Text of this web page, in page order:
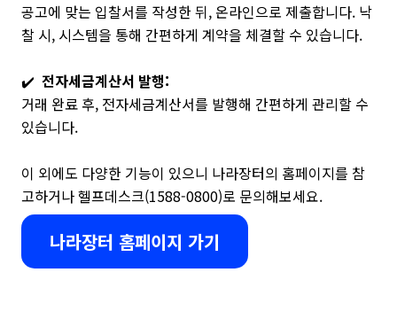
공고에 맞는 입찰서를 작성한 뒤, 온라인으로 제출합니다. 낙
찰 시, 시스템을 통해 간편하게 계약을 체결할 수 있습니다.
✔️ 전자세금계산서 발행:
거래 완료 후, 전자세금계산서를 발행해 간편하게 관리할 수
있습니다.
이 외에도 다양한 기능이 있으니 나라장터의 홈페이지를 참
고하거나 헬프데스크(1588-0800)로 문의해보세요.
나라장터 홈페이지 가기